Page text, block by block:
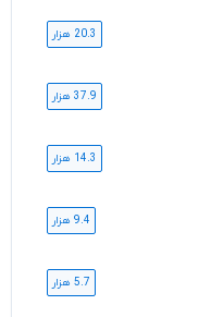
20.3 هزار
37.9 هزار
14.3 هزار
9.4 هزار
5.7 هزار